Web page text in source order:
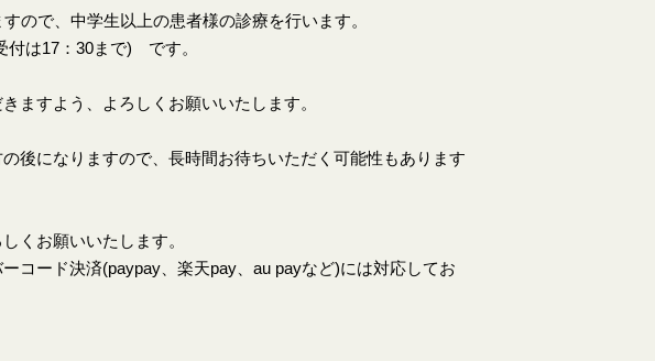
で、中学生以上の患者様の診療を行います。
は17：30まで) です。
ますよう、よろしくお願いいたします。
後になりますので、長時間お待ちいただく可能性もあります
くお願いいたします。
コード決済(paypay、楽天pay、au payなど)には対応してお